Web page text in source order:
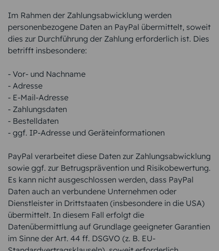
Im Rahmen der Zahlungsabwicklung werden
personenbezogene Daten an PayPal übermittelt, soweit
dies zur Durchführung der Zahlung erforderlich ist. Dies
betrifft insbesondere:
- Vor- und Nachname
- Adresse
- E-Mail-Adresse
- Zahlungsdaten
- Bestelldaten
- ggf. IP-Adresse und Geräteinformationen
PayPal verarbeitet diese Daten zur Zahlungsabwicklung
sowie ggf. zur Betrugsprävention und Risikobewertung.
Es kann nicht ausgeschlossen werden, dass PayPal
Daten auch an verbundene Unternehmen oder
Dienstleister in Drittstaaten (insbesondere in die USA)
übermittelt. In diesem Fall erfolgt die
Datenübermittlung auf Grundlage geeigneter Garantien
im Sinne der Art. 44 ff. DSGVO (z. B. EU-